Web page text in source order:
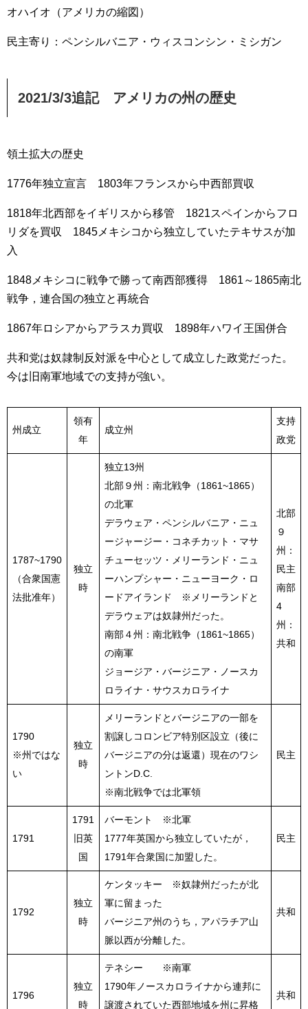
オハイオ（アメリカの縮図）
民主寄り：ペンシルバニア・ウィスコンシン・ミシガン
2021/3/3追記 アメリカの州の歴史
領土拡大の歴史
1776年独立宣言 1803年フランスから中西部買収
1818年北西部をイギリスから移管 1821スペインからフロ
リダを買収 1845メキシコから独立していたテキサスが加
入
1848メキシコに戦争で勝って南西部獲得 1861～1865南北
戦争，連合国の独立と再統合
1867年ロシアからアラスカ買収 1898年ハワイ王国併合
共和党は奴隷制反対派を中心として成立した政党だった。
今は旧南軍地域での支持が強い。
州成立
領有
年
成立州
支持
政党
1787~1790
（合衆国憲
法批准年）
独立
時
独立13州
北部９州：南北戦争（1861~1865）
の北軍
デラウェア・ペンシルバニア・ニュ
ージャージー・コネチカット・マサ
チューセッツ・メリーランド・ニュ
ーハンプシャー・ニューヨーク・ロ
ードアイランド ※メリーランドと
デラウェアは奴隷州だった。
南部４州：南北戦争（1861~1865）
の南軍
ジョージア・バージニア・ノースカ
ロライナ・サウスカロライナ
北部
９
州：
民主
南部
4
州：
共和
1790
※州ではな
い
独立
時
メリーランドとバージニアの一部を
割譲しコロンビア特別区設立（後に
バージニアの分は返還）現在のワシ
ントンD.C.
※南北戦争では北軍領
民主
1791
1791
旧英
国
バーモント ※北軍
1777年英国から独立していたが，
1791年合衆国に加盟した。
民主
1792
独立
時
ケンタッキー ※奴隷州だったが北
軍に留まった
バージニア州のうち，アパラチア山
脈以西が分離した。
共和
1796
独立
時
テネシー ※南軍
1790年ノースカロライナから連邦に
譲渡されていた西部地域を州に昇格
共和